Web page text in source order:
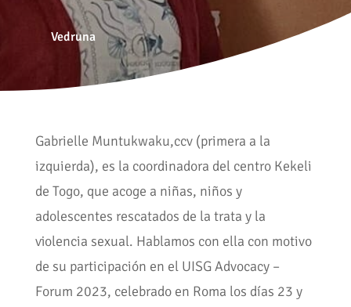
Vedruna
Gabrielle Muntukwaku,ccv (primera a la
izquierda), es la coordinadora del centro Kekeli
de Togo, que acoge a niñas, niños y
adolescentes rescatados de la trata y la
violencia sexual. Hablamos con ella con motivo
de su participación en el UISG Advocacy –
Forum 2023, celebrado en Roma los días 23 y